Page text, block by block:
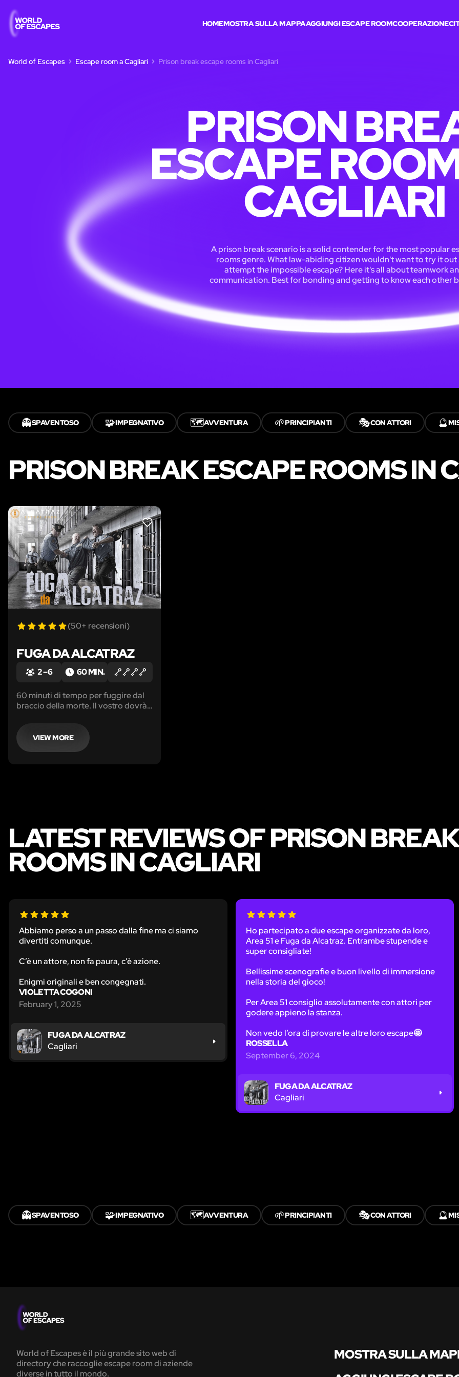
HOMEMOSTRA SULLA MAPPAAGGIUNGI ESCAPE ROOMCOOPERAZIONE
World of Escapes Escape room a Cagliari Prison break escape rooms in Cagliari
PRISON
ESCAPE
CAGLIARI
A prison break scenario is a solid contender for the most popular
rooms genre. What law-abiding citizen wouldn't want to try it out
attempt the impossible escape? Here it's all about teamwork
communication. Best for bonding and getting to know each other
👻SPAVENTOSO 🧩IMPEGNATIVO 🗺️AVVENTURA 🌱PRINCIPIANTI 🎭CON ATTORI 🔮
PRISON BREAK ESCAPE ROOMS IN
LIKE
(50+ recensioni)
FUGA DA ALCATRAZ
2 – 6 60 MIN.
60 minuti di tempo per fuggire dal
braccio della morte. Il vostro dovrà
soprattutto, privo di intoppi.
Scappa dalla “Roccia”…o muori
tentandoci!!! La prigione di Escape
VIEW MORE
LATEST REVIEWS OF PRISON
ROOMS IN CAGLIARI
Abbiamo perso a un passo dalla fine ma ci siamo
divertiti comunque.
C’è un attore, non fa paura, c’è azione.
Enigmi originali e ben congegnati.
VIOLETTA COGONI
February 1, 2025
FUGA DA ALCATRAZ
Cagliari
Ho partecipato a due escape organizzate da loro,
Area 51 e Fuga da Alcatraz. Entrambe stupende e
super consigliate!
Bellissime scenografie e buon livello di immersione
nella storia del gioco!
Per Area 51 consiglio assolutamente con attori per
godere appieno la stanza.
Non vedo l’ora di provare le altre loro escape🤩
ROSSELLA
September 6, 2024
FUGA DA ALCATRAZ
Cagliari
👻SPAVENTOSO 🧩IMPEGNATIVO 🗺️AVVENTURA 🌱PRINCIPIANTI 🎭CON ATTORI 🔮
World of Escapes è il più grande sito web di
directory che raccoglie escape room di aziende
diverse in tutto il mondo.
MOSTRA SULLA